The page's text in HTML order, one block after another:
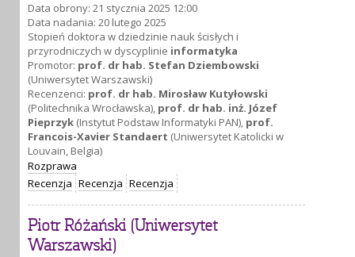
Data obrony: 21 stycznia 2025 12:00
Data nadania: 20 lutego 2025
Stopień doktora w dziedzinie nauk ścisłych i
przyrodniczych w dyscyplinie informatyka
Promotor: prof. dr hab. Stefan Dziembowski
(Uniwersytet Warszawski)
Recenzenci: prof. dr hab. Mirosław Kutyłowski
(Politechnika Wrocławska), prof. dr hab. inż. Józef
Pieprzyk (Instytut Podstaw Informatyki PAN), prof.
Francois-Xavier Standaert (Uniwersytet Katolicki w
Louvain, Belgia)
Rozprawa
Recenzja Recenzja Recenzja
Piotr Różański (Uniwersytet
Warszawski)